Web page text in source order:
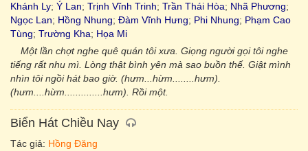
Khánh Ly; Ý Lan; Trịnh Vĩnh Trinh; Trần Thái Hòa; Nhã Phương;
Ngọc Lan; Hồng Nhung; Đàm Vĩnh Hưng; Phi Nhung; Phạm Cao
Tùng; Trường Kha; Họa Mi
Một lần chợt nghe quê quán tôi xưa. Giọng người gọi tôi nghe
tiếng rất nhu mì. Lòng thật bình yên mà sao buồn thế. Giật mình
nhìn tôi ngồi hát bao giờ. (hưm...hừm........hưm).
(hưm....hừm..............hưm). Rồi một.
Biển Hát Chiều Nay
Tác giả: Hồng Đăng